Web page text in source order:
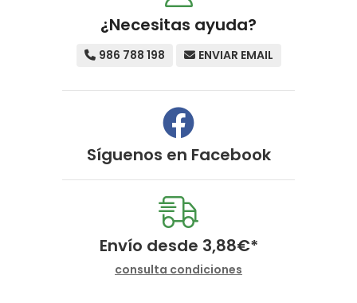
¿Necesitas ayuda?
986 788 198 ENVIAR EMAIL
Síguenos en Facebook
Envío desde 3,88€*
consulta condiciones